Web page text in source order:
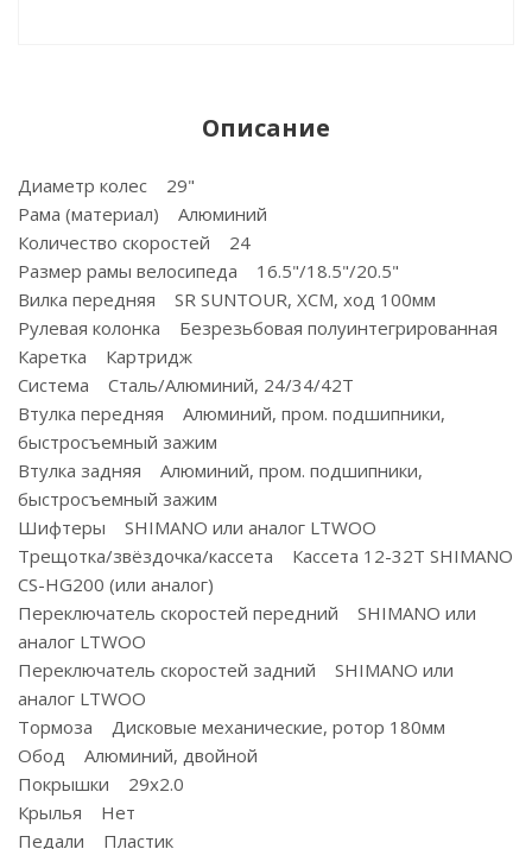
Описание
Диаметр колес 29"
Рама (материал) Алюминий
Количество скоростей 24
Размер рамы велосипеда 16.5"/18.5"/20.5"
Вилка передняя SR SUNTOUR, XCM, ход 100мм
Рулевая колонка Безрезьбовая полуинтегрированная
Каретка Картридж
Система Сталь/Алюминий, 24/34/42Т
Втулка передняя Алюминий, пром. подшипники,
быстросъемный зажим
Втулка задняя Алюминий, пром. подшипники,
быстросъемный зажим
Шифтеры SHIMANO или аналог LTWOO
Трещотка/звёздочка/кассета Кассета 12-32Т SHIMANO
CS-HG200 (или аналог)
Переключатель скоростей передний SHIMANO или
аналог LTWOO
Переключатель скоростей задний SHIMANO или
аналог LTWOO
Тормоза Дисковые механические, ротор 180мм
Обод Алюминий, двойной
Покрышки 29x2.0
Крылья Нет
Педали Пластик